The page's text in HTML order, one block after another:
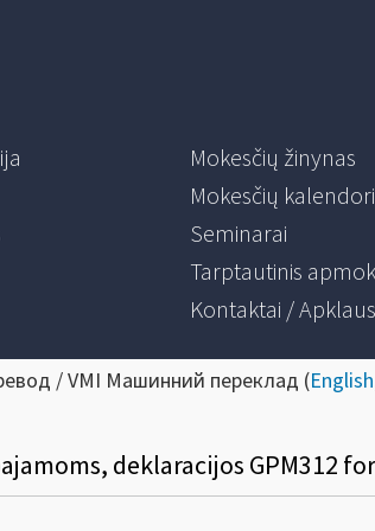
Mokesčių žinynas
Mokesčių
Seminarai
Tarptautinis
Kontaktai /
/ VMI Машинний переклад (English